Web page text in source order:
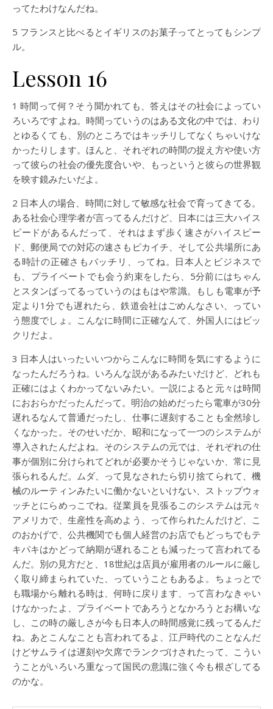
ってたわけなんだね。
5 フランスと比べるとイギリスのお菓子ってとってもシンプ
ル。
Lesson 16
1 時間って何？そう聞かれても、答えはその社会によってい
ろいろですよね。時間っていうのはある文化の中では、わり
とゆるくても、別のところではキッチリしてなくちゃいけな
かったりします。ほんと、それぞれの時間の捉え方や使い方
って彼らの社会の優先度合いや、もっというと彼らの世界観
を映す鏡みたいだよ。
2 日本人の場合、時間に対して敏感な社会で育ってきてる。
ある社会心理学者が言ってるんだけど、日本には三大ハイス
ピードがあるんだって、それはまず歩く速さがハイスピー
ド、郵便局での対応の速さもピカイチ、そして公共場所にあ
る時計の正確さもバッチリ、ってね。日本人とビジネスで
も、プライベートでも会う約束をしたら、5分前にはちゃん
とスタンばってるっていうのはもはや常識。もしも電車が予
定より1分でも遅れたら、鉄道会社はごめんなさい、ってい
う態度でしょ。こんなに時間に正確なんて、外国人にはビッ
クリだよ。
3 日本人はいったいいつからこんなに時間を気にするように
なったんだろうね。いろんな説があるみたいだけど、どれも
正確にはよくわかってないみたい。一説によると元々は時間
におおらかだったんだって。明治の始めだったら電車が30分
遅れるなんて普通だったし、仕事に遅刻することも全然珍し
くなかった。そのせいだか、昭和になって一つのシステムが
導入されたんだよね。そのシステムの元では、それぞれの仕
事が個別に分けられてどれが必要かそうじゃないか、常に見
張られるんだ。ムダ、って見なされたら切り捨てられて、機
械のルーティンみたいに働かないといけない、ストップウォ
ッチとにらめっこでね。従業員を見張るこのシステムは元々
アメリカで、生産性を高めよう、って作られたんだけど、こ
のおかげで、公共機関でも個人経営のお店でもどっちでもテ
キパキはかどって納期が遅れることも減ったって言われてる
んだ。別の見方だと、18世紀は店員が雇用者のルールに厳し
く取り締まられていた、っていうこともあるよ。ちょっとで
も職場から離れる時は、何時に戻ります、って言わなきゃい
けなかったよ、プライベートであろうとなかろうとお構いな
し、この時の厳しさが今も日本人の時間感覚に残ってるんだ
ね。あとこんなことも言われてるよ、江戸時代のことなんだ
けどサムライは遅刻や欠席でランクづけされたって、こうい
うことがいろいろ重なって国民の意識に強く今も根ざしてる
のかな。